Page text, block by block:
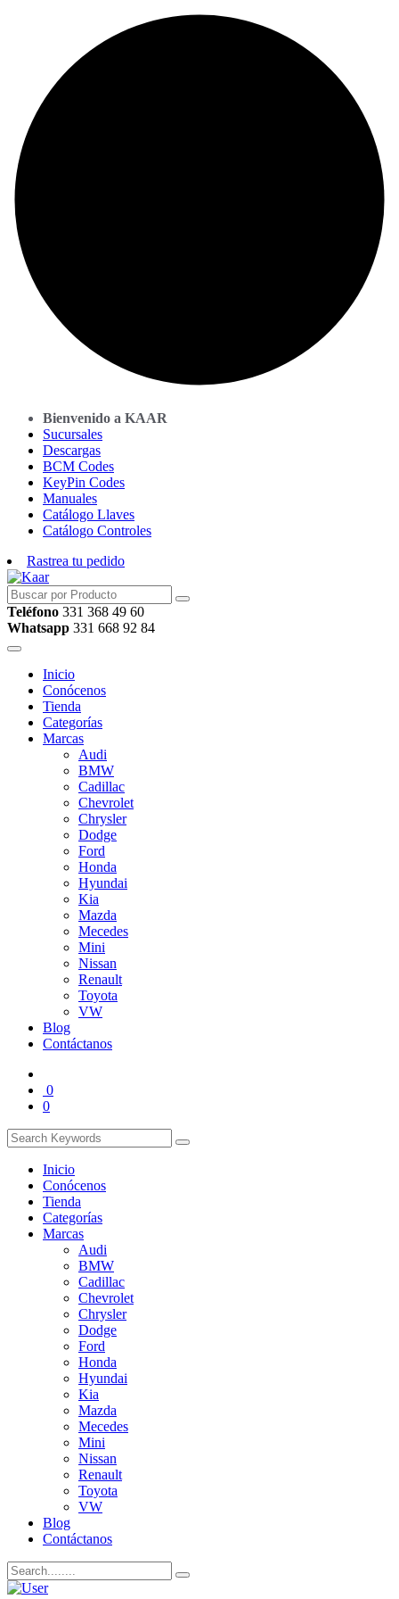
Bienvenido a KAAR
Sucursales
Descargas
BCM Codes
KeyPin Codes
Manuales
Catálogo Llaves
Catálogo Controles
Rastrea tu pedido
Teléfono 331 368 49 60
Whatsapp 331 668 92 84
Inicio
Conócenos
Tienda
Categorías
Marcas
Audi
BMW
Cadillac
Chevrolet
Chrysler
Dodge
Ford
Honda
Hyundai
Kia
Mazda
Mecedes
Mini
Nissan
Renault
Toyota
VW
Blog
Contáctanos
0
0
Inicio
Conócenos
Tienda
Categorías
Marcas
Audi
BMW
Cadillac
Chevrolet
Chrysler
Dodge
Ford
Honda
Hyundai
Kia
Mazda
Mecedes
Mini
Nissan
Renault
Toyota
VW
Blog
Contáctanos